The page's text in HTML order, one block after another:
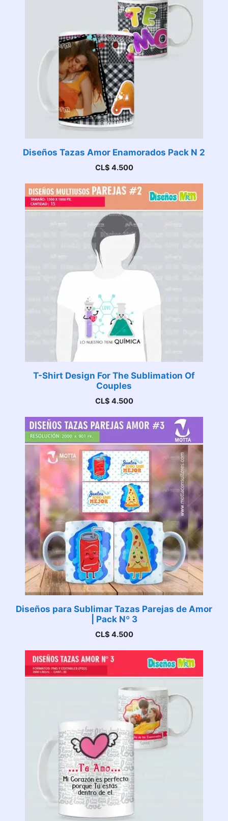
Diseños Tazas Amor Enamorados Pack N 2
CL$ 4.500
T-Shirt Design For The Sublimation Of
Couples
CL$ 4.500
Diseños para Sublimar Tazas Parejas de Amor
| Pack Nº 3
CL$ 4.500